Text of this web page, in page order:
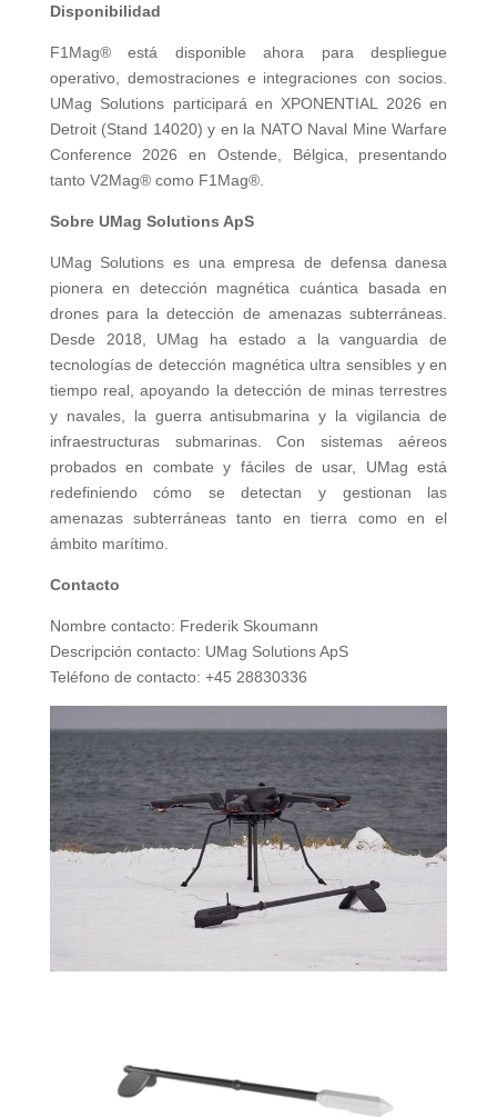
Disponibilidad
F1Mag® está disponible ahora para despliegue
operativo, demostraciones e integraciones con socios.
UMag Solutions participará en XPONENTIAL 2026 en
Detroit (Stand 14020) y en la NATO Naval Mine Warfare
Conference 2026 en Ostende, Bélgica, presentando
tanto V2Mag® como F1Mag®.
Sobre UMag Solutions ApS
UMag Solutions es una empresa de defensa danesa
pionera en detección magnética cuántica basada en
drones para la detección de amenazas subterráneas.
Desde 2018, UMag ha estado a la vanguardia de
tecnologías de detección magnética ultra sensibles y en
tiempo real, apoyando la detección de minas terrestres
y navales, la guerra antisubmarina y la vigilancia de
infraestructuras submarinas. Con sistemas aéreos
probados en combate y fáciles de usar, UMag está
redefiniendo cómo se detectan y gestionan las
amenazas subterráneas tanto en tierra como en el
ámbito marítimo.
Contacto
Nombre contacto: Frederik Skoumann
Descripción contacto: UMag Solutions ApS
Teléfono de contacto: +45 28830336